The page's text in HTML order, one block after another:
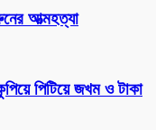
আত্মহত্যা
পিটিয়ে জখম ও টাকা